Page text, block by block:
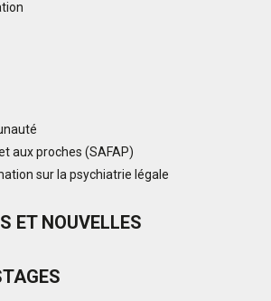
aux proches (SAFAP)
sur la psychiatrie légale
ET NOUVELLES